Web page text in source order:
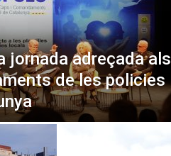
jornada adreçada als
de les policies